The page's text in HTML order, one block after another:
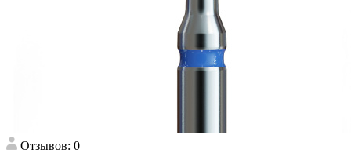
Отзывов: 0